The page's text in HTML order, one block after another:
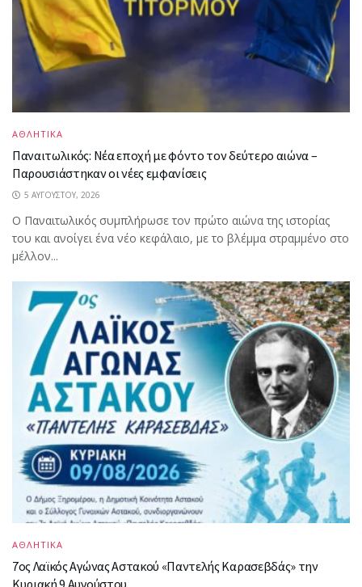
ΑΘΛΗΤΙΚΑ
Παναιτωλικός: Νέα εποχή με φόντο τον δεύτερο αιώνα –
Παρουσιάστηκαν οι νέες εμφανίσεις
5 ΑΥΓΟΎΣΤΟΥ, 2026
Ο Παναιτωλικός συμπλήρωσε τον πρώτο αιώνα της ιστορίας
του και ανοίγει ένα νέο κεφάλαιο, με το βλέμμα στραμμένο στο
μέλλον...
ΑΘΛΗΤΙΚΑ
7ος Λαϊκός Αγώνας Αστακού «Παντελής Καρασεβδάς» την